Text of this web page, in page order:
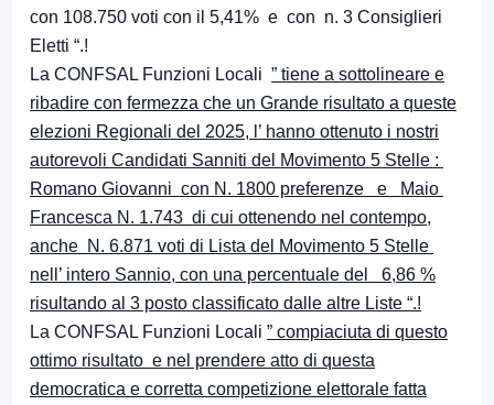
con 108.750 voti con il 5,41% e con n. 3 Consiglieri
Eletti “.!
La CONFSAL Funzioni Locali ” tiene a sottolineare e
ribadire con fermezza che un Grande risultato a queste
elezioni Regionali del 2025, l’ hanno ottenuto i nostri
autorevoli Candidati Sanniti del Movimento 5 Stelle :
Romano Giovanni con N. 1800 preferenze e Maio
Francesca N. 1.743 di cui ottenendo nel contempo,
anche N. 6.871 voti di Lista del Movimento 5 Stelle
nell’ intero Sannio, con una percentuale del 6,86 %
risultando al 3 posto classificato dalle altre Liste “.!
La CONFSAL Funzioni Locali ” compiaciuta di questo
ottimo risultato e nel prendere atto di questa
democratica e corretta competizione elettorale fatta